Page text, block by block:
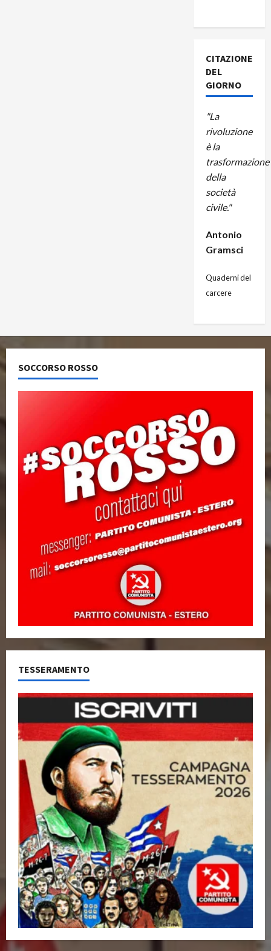
CITAZIONE
DEL
GIORNO
"La
rivoluzione
è la
trasformazione
della
società
civile."
Antonio
Gramsci
Quaderni del
carcere
SOCCORSO ROSSO
TESSERAMENTO